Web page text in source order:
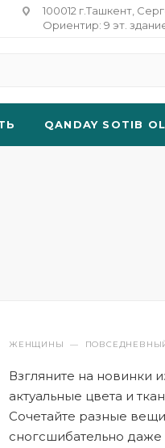
100012 г.Ташкент,
Ориентир: 9 эт.
QANDAY SOTIB
ЖЕНЩИНЫ—
Взгляните на новинки
актуальные цвета и
Сочетайте разные
сногсшибательно